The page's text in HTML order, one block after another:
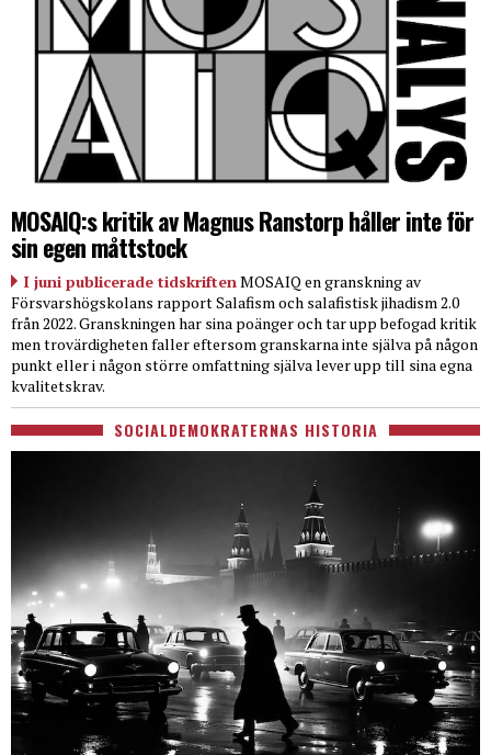
MOSAIQ:s kritik av Magnus Ranstorp håller inte för
sin egen måttstock
I juni publicerade tidskriften MOSAIQ en granskning av
Försvarshögskolans rapport Salafism och salafistisk jihadism 2.0
från 2022. Granskningen har sina poänger och tar upp befogad kritik
men trovärdigheten faller eftersom granskarna inte själva på någon
punkt eller i någon större omfattning själva lever upp till sina egna
kvalitetskrav.
SOCIALDEMOKRATERNAS HISTORIA